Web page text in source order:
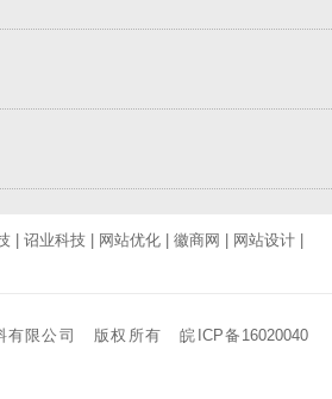
诏业科技 网站优化 徽商网 网站设计
料有限公司 版权所有皖ICP备16020040